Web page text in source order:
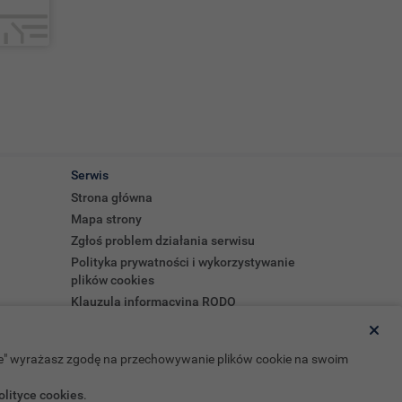
Serwis
Strona główna
Mapa strony
Zgłoś problem działania serwisu
Polityka prywatności i wykorzystywanie
plików cookies
Klauzula informacyjna RODO
Deklaracja dostępności
wyrażasz zgodę na przechowywanie plików cookie na swoim
cookies.